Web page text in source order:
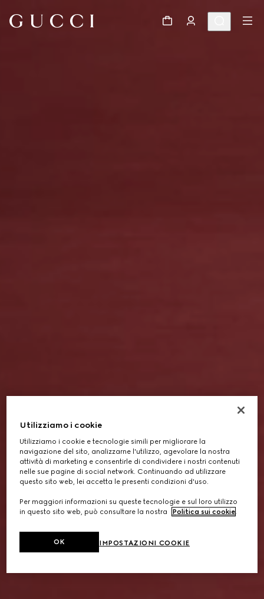
Utilizziamo i cookie
Utilizziamo i cookie e tecnologie simili per migliorare la
navigazione del sito, analizzarne l'utilizzo, agevolare la nostra
attività di marketing e consentirle di condividere i nostri contenuti
nelle sue pagine di social network. Continuando ad utilizzare
questo sito web, lei accetta le presenti condizioni d'uso.
Per maggiori informazioni su queste tecnologie e sul loro utilizzo
in questo sito web, può consultare la nostra
Politica sui cookie
IMPOSTAZIONI COOKIE
OK